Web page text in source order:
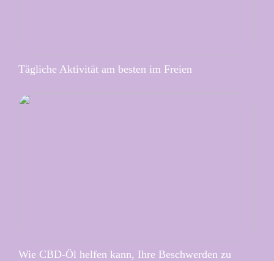
Tägliche Aktivität am besten im Freien
Wie CBD-Öl helfen kann, Ihre Beschwerden zu